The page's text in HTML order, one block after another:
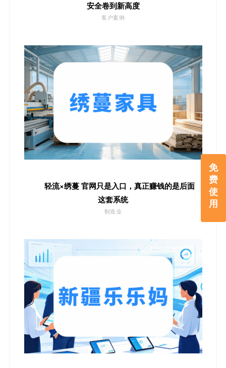
免
费
使
用
安全卷到新高度
客户案例
轻流×绣蔓 官网只是入口，真正赚钱的是后面
这套系统
制造业